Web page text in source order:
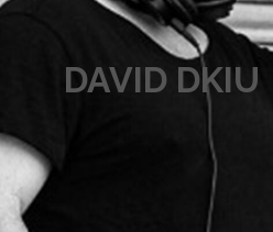
DAVID DKIU